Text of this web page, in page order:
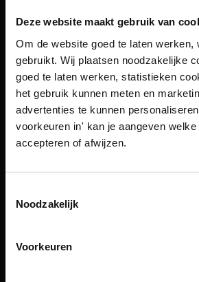
Deze website maakt gebruik van
Om de website goed te laten werken,
gebruikt. Wij plaatsen noodzakelijke
goed te laten werken, statistieken
het gebruik kunnen meten en
advertenties te kunnen
voorkeuren in' kan je aangeven
accepteren of afwijzen.
Noodzakelijk
Voorkeuren
Links